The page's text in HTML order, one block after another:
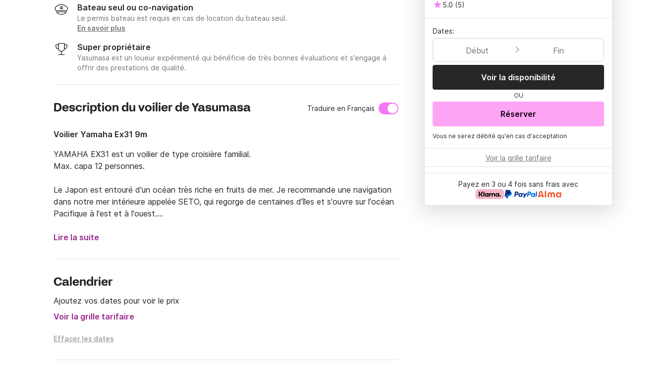
Bateau seul ou co-navigation
Le permis bateau est requis en cas de location du bateau seul.
En savoir plus
Super propriétaire
Yasumasa est un loueur expérimenté qui bénéficie de très bonnes évaluations et s'engage à
offrir des prestations de qualité.
Description du voilier de Yasumasa Traduire en Français
Voilier Yamaha Ex31 9m
YAMAHA EX31 est un voilier de type croisière familial.
Max. capa 12 personnes.
Le Japon est entouré d'un océan très riche en fruits de mer. Je recommande une navigation
dans notre mer intérieure appelée SETO, qui regorge de centaines d'îles et s'ouvre sur l'océan
Pacifique à l'est et à l'ouest.
Vous pouvez passer vos vacances à visiter l'art local, l'histoire, l'ancien champ de bataille, les
Mon yacht St. Merry a été lancé sur l'océan à Noël 1989.
Lire la suite
Calendrier
Ajoutez vos dates pour voir le prix
Voir la grille tarifaire
Effacer les dates
5.0 (5)
Dates:
Début Fin
Voir la disponibilité
OU
Réserver
Vous ne serez débité qu'en cas d'acceptation
Voir la grille tarifaire
Payez en 3 ou 4 fois sans frais avec